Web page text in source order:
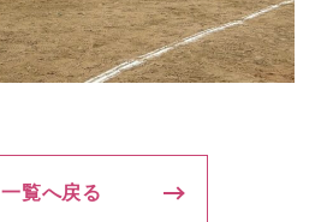
一覧へ戻る